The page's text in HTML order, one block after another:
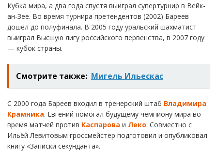
Кубка мира, а два года спустя выиграл супертурнир в Вейк-
ан-Зее. Во время турнира претендентов (2002) Бареев
дошёл до полуфинала. В 2005 году уральский шахматист
выиграл Высшую лигу российского первенства, в 2007 году
— кубок страны.
Смотрите также: Мигель Ильескас
С 2000 года Бареев входил в тренерский штаб Владимира
Крамника. Евгений помогал будущему чемпиону мира во
время матчей против Каспарова и Леко. Совместно с
Ильёй Левитовым гроссмейстер подготовил и опубликовал
книгу «Записки секунданта».